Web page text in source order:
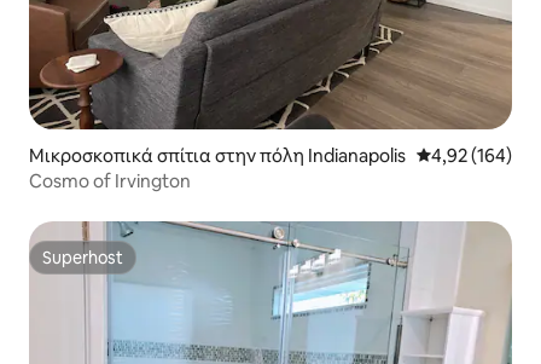
Μικροσκοπικά σπίτια στην πόλη Indianapolis Μέση
4,92 (164)
Cosmo of Irvington
Superhost
Superhost